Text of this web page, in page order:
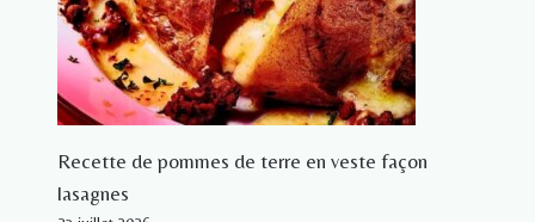
Recette de pommes de terre en veste façon
lasagnes